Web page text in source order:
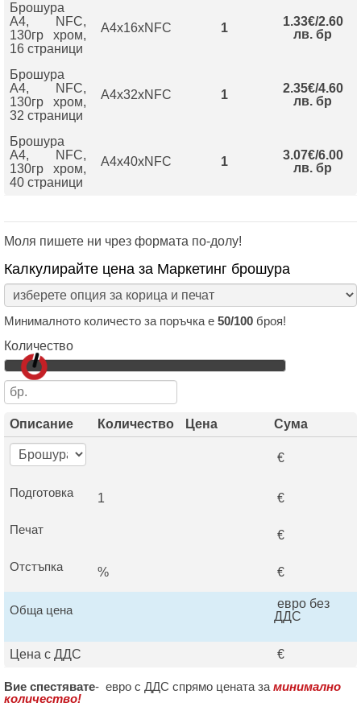
Брошура
А4, NFC,
130гр хром,
16 страници
A4x16xNFC 1
1.33€/2.60
лв. бр
Брошура
А4, NFC,
130гр хром,
32 страници
A4x32xNFC 1
2.35€/4.60
лв. бр
Брошура
А4, NFC,
130гр хром,
40 страници
A4x40xNFC 1
3.07€/6.00
лв. бр
Моля пишете ни чрез формата по-долу!
Калкулирайте цена за Маркетинг брошура
Минималното количесто за поръчка е 50/100 броя!
Количество
Описание Количество Цена Сума
€
Подготовка 1 €
Печат €
Отстъпка % €
Обща цена
евро без
ДДС
Цена с ДДС €
Вие спестявате- евро с ДДС спрямо цената за минимално
количество!